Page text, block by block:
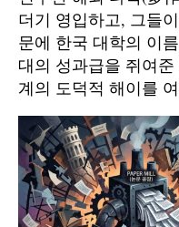
더기 영입하고, 그들
문에 한국 대학의 이
대의 성과급을 쥐여
계의 도덕적 해이를